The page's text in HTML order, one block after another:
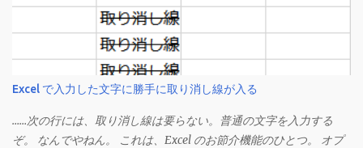
Excel で入力した文字に勝手に取り消し線が入る
……次の行には、取り消し線は要らない。普通の文字を入力する
ぞ。 なんでやねん。 これは、Excel のお節介機能のひとつ。 オプ